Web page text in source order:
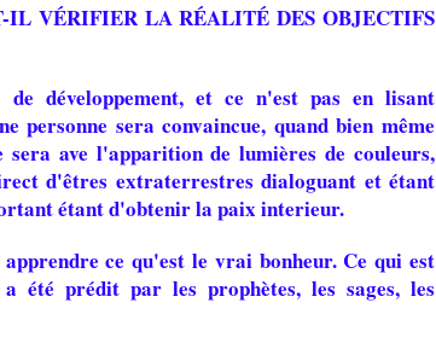
VÉRIFIER LA RÉALITÉ DES OBJECTIFS
développement, et ce n'est pas en lisant
sera convaincue, quand bien même
ave l'apparition de lumières de couleurs,
d'êtres extraterrestres dialoguant et étant
étant d'obtenir la paix interieur.
ce qu'est le vrai bonheur. Ce qui est
été prédit par les prophètes, les sages, les